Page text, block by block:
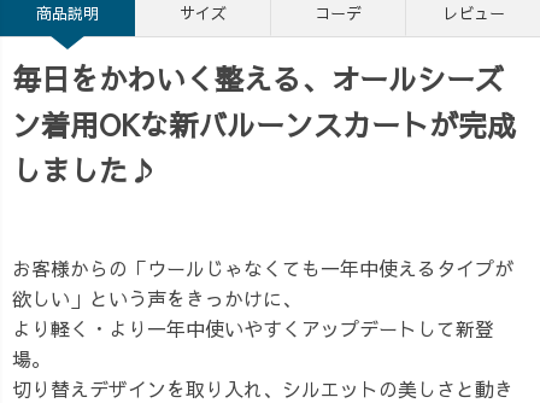
商品説明 サイズ コーデ レビュー
毎日をかわいく整える、オールシーズ
ン着用OKな新バルーンスカートが完成
しました♪
お客様からの「ウールじゃなくても一年中使えるタイプが
欲しい」という声をきっかけに、
より軽く・より一年中使いやすくアップデートして新登
場。
切り替えデザインを取り入れ、シルエットの美しさと動き